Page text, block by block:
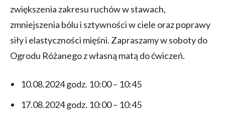
zwiększenia zakresu ruchów w stawach,
zmniejszenia bólu i sztywności w ciele oraz poprawy
siły i elastyczności mięśni. Zapraszamy w soboty do
Ogrodu Różanego z własną matą do ćwiczeń.
10.08.2024 godz. 10:00 – 10:45
17.08.2024 godz. 10:00 – 10:45